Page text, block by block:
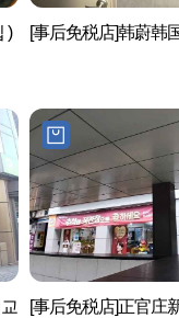
) [事后免税店]韩蔚韩
[事后免税店]正官庄